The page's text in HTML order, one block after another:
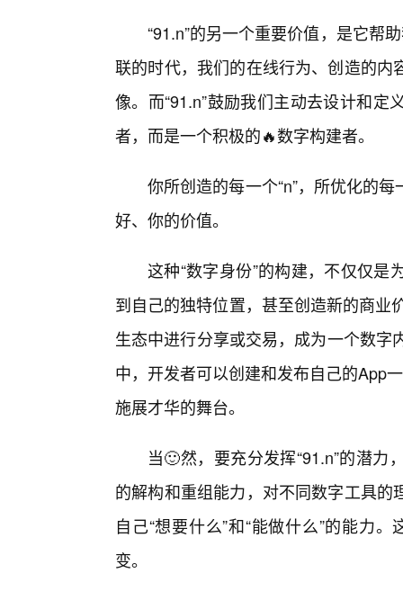
“91.n”的另一个重要价值，是它帮
联的时代，我们的在线行为、创造的
像。而“91.n”鼓励我们主动去设计和
者，而是一个积极的🔥数字构建者。
你所创造的每一个“n”，所优化的
好、你的价值。
这种“数字身份”的构建，不仅仅
到自己的独特位置，甚至创造新的商业
生态中进行分享或交易，成为一个数
中，开发者可以创建和发布自己的App
施展才华的舞台。
当🙂然，要充分发挥“91.n”的潜
的解构和重组能力，对不同数字工具
自己“想要什么”和“能做什么”的能力
变。